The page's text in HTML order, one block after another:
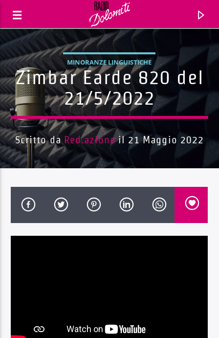
Titolo
Artista
MINORANZE LINGUISTICHE
Zimbar Earde 820 del
21/5/2022
Scritto da Red.azioneil 21 Maggio 2022